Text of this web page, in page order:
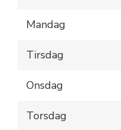
Mandag
Tirsdag
Onsdag
Torsdag